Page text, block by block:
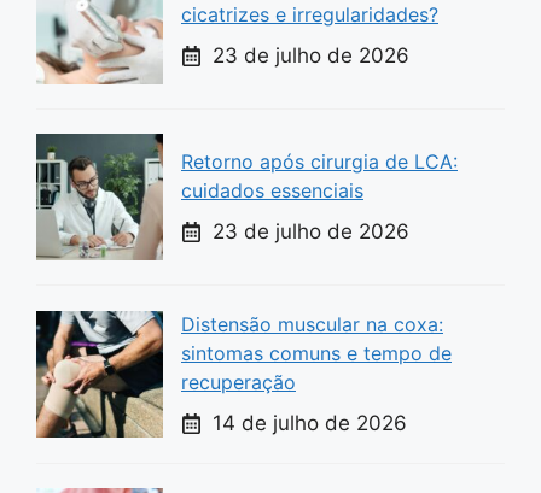
cicatrizes e irregularidades?
23 de julho de 2026
Retorno após cirurgia de LCA:
cuidados essenciais
23 de julho de 2026
Distensão muscular na coxa:
sintomas comuns e tempo de
recuperação
14 de julho de 2026